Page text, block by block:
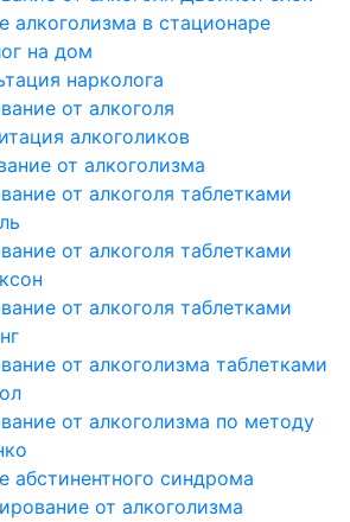
алкоголизма в стационаре
на дом
нарколога
от алкоголя
алкоголиков
от алкоголизма
от алкоголя таблетками
от алкоголя таблетками
от алкоголя таблетками
от алкоголизма таблетками
от алкоголизма по методу
абстинентного синдрома
от алкоголизма